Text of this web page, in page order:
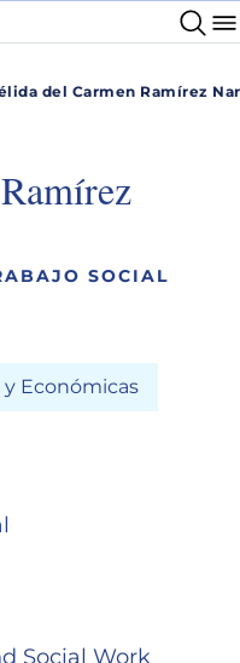
del Carmen Ramírez
SOCIAL
y Económicas
Social Work